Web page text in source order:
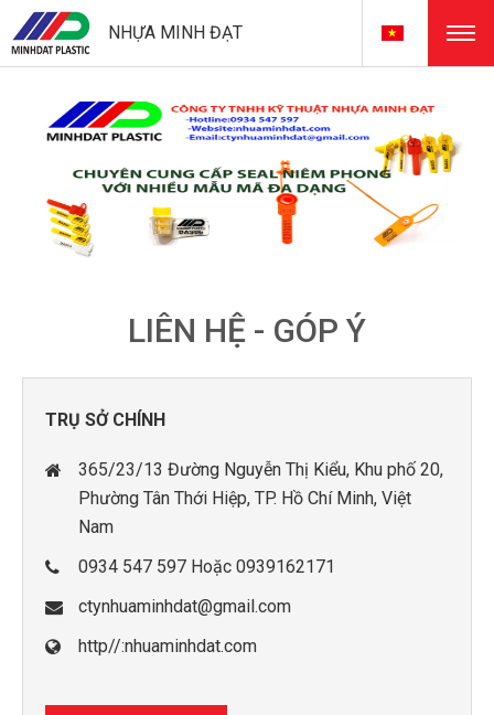
NHỰA MINH ĐẠT
LIÊN HỆ - GÓP Ý
TRỤ SỞ CHÍNH
365/23/13 Đường Nguyễn Thị Kiểu, Khu phố 20,
Phường Tân Thới Hiệp, TP. Hồ Chí Minh, Việt
Nam
0934 547 597 Hoặc 0939162171
ctynhuaminhdat@gmail.com
http//:nhuaminhdat.com